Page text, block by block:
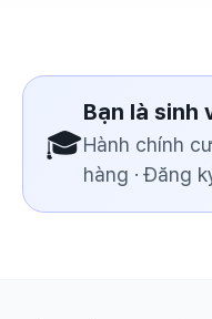
🎓
Bạn là sinh
Hành chính
hàng · Đăng